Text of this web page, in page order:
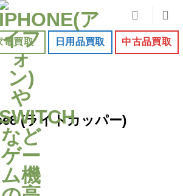
電買取 日用品買取 中古品買取
(ライトカッパー)